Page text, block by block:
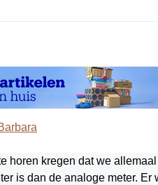
horen kregen dat we
is dan de analoge meter.